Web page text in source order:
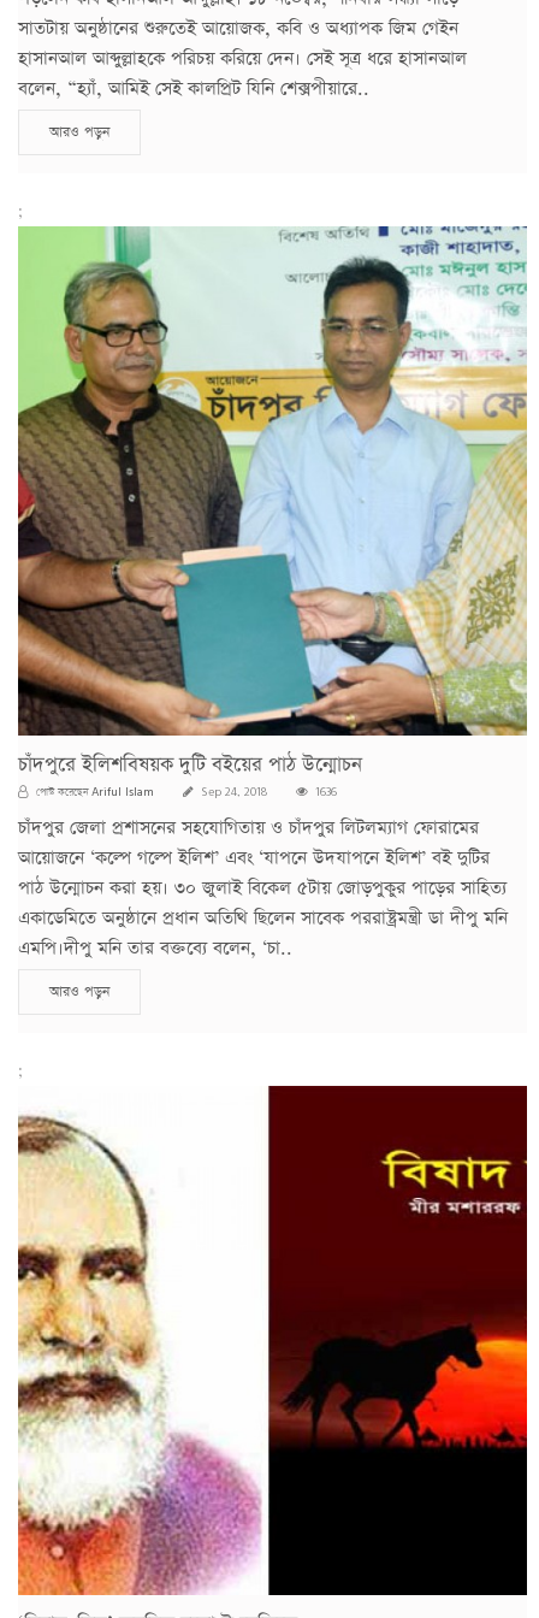
সাতটায় অনুষ্ঠানের শুরুতেই আয়োজক, কবি ও অধ্যাপক জিম গেইন
হাসানআল আব্দুল্লাহকে পরিচয় করিয়ে দেন। সেই সূত্র ধরে হাসানআল
বলেন, “হ্যাঁ, আমিই সেই কালপ্রিট যিনি শেক্সপীয়ারে..
আরও পড়ুন
;
চাঁদপুরে ইলিশবিষয়ক দুটি বইয়ের পাঠ উন্মোচন
পোস্ট করেছেনAriful Islam Sep 24, 2018 1636
চাঁদপুর জেলা প্রশাসনের সহযোগিতায় ও চাঁদপুর লিটলম্যাগ ফোরামের
আয়োজনে ‘কল্পে গল্পে ইলিশ’ এবং ‘যাপনে উদযাপনে ইলিশ’ বই দুটির
পাঠ উন্মোচন করা হয়। ৩০ জুলাই বিকেল ৫টায় জোড়পুকুর পাড়ের সাহিত্য
একাডেমিতে অনুষ্ঠানে প্রধান অতিথি ছিলেন সাবেক পররাষ্ট্রমন্ত্রী ডা দীপু মনি
এমপি।দীপু মনি তার বক্তব্যে বলেন, ‘চা..
আরও পড়ুন
;